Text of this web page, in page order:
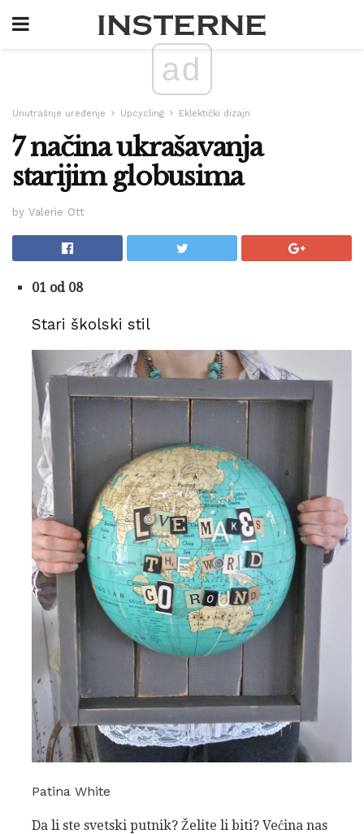
ad
Unutrašnje uređenje Upcycling Eklektički dizajn
7 načina ukrašavanja
starijim globusima
by Valerie Ott
01 od 08
Stari školski stil
Patina White
Da li ste svetski putnik? Želite li biti? Većina nas